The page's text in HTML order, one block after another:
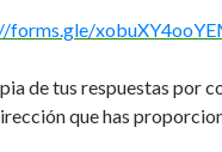
forms.gle/
de tus respuestas por
que has